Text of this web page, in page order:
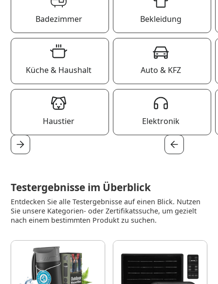
Badezimmer
Küche & Haushalt
Haustier
Bekleidung
Auto & KFZ
Elektronik
Testergebnisse im Überblick
Entdecken Sie alle Testergebnisse auf einen Blick. Nutzen
Sie unsere Kategorien- oder Zertifikatssuche, um gezielt
nach einem bestimmten Produkt zu suchen.